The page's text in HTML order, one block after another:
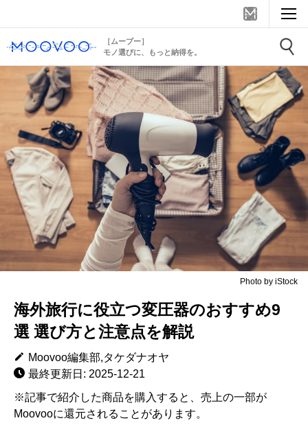
［ムーブー］
モノ選びに、もっと納得を。
Photo by iStock
海外旅行に役立つ変圧器のおすすめ9
選 選び方と注意点を解説
Moovoo編集部,タケダナオヤ
最終更新日: 2025-12-21
※記事で紹介した商品を購入すると、売上の一部が
Moovooに還元されることがあります。